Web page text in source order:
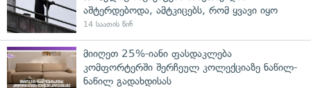
აშტერდებოდა, ამტკიცებს, რომ ყვავი იყო
14 საათის წინ
მიიღეთ 25%-იანი ფასდაკლება
კომფორტერში შერჩეულ კოლექციაზე ნაწილ-
ნაწილ გადახდისას